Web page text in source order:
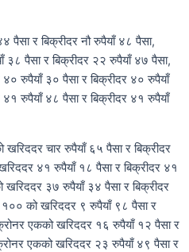
पैसा र बिक्रीदर नौ रुपैयाँ ४८ पैसा,
पैसा र बिक्रीदर २२ रुपैयाँ ४७ पैसा,
रुपैयाँ ३० पैसा र बिक्रीदर ४० रुपैयाँ
रुपैयाँ ४८ पैसा र बिक्रीदर ४१ रुपैयाँ
चार रुपैयाँ ६५ पैसा र बिक्रीदर
४१ रुपैयाँ १८ पैसा र बिक्रीदर ४१
३७ रुपैयाँ ३४ पैसा र बिक्रीदर
को खरिददर ९ रुपैयाँ ९८ पैसा र
एकको खरिददर १६ रुपैयाँ १२ पैसा र
एकको खरिददर २३ रुपैयाँ ४९ पैसा र